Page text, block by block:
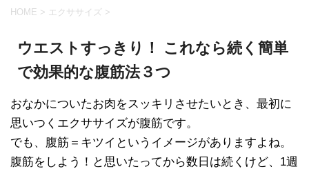
HOME > エクササイズ >
ウエストすっきり！ これなら続く簡単
で効果的な腹筋法３つ
おなかについたお肉をスッキリさせたいとき、最初に
思いつくエクササイズが腹筋です。
でも、腹筋＝キツイというイメージがありますよね。
腹筋をしよう！と思いたってから数日は続くけど、1週